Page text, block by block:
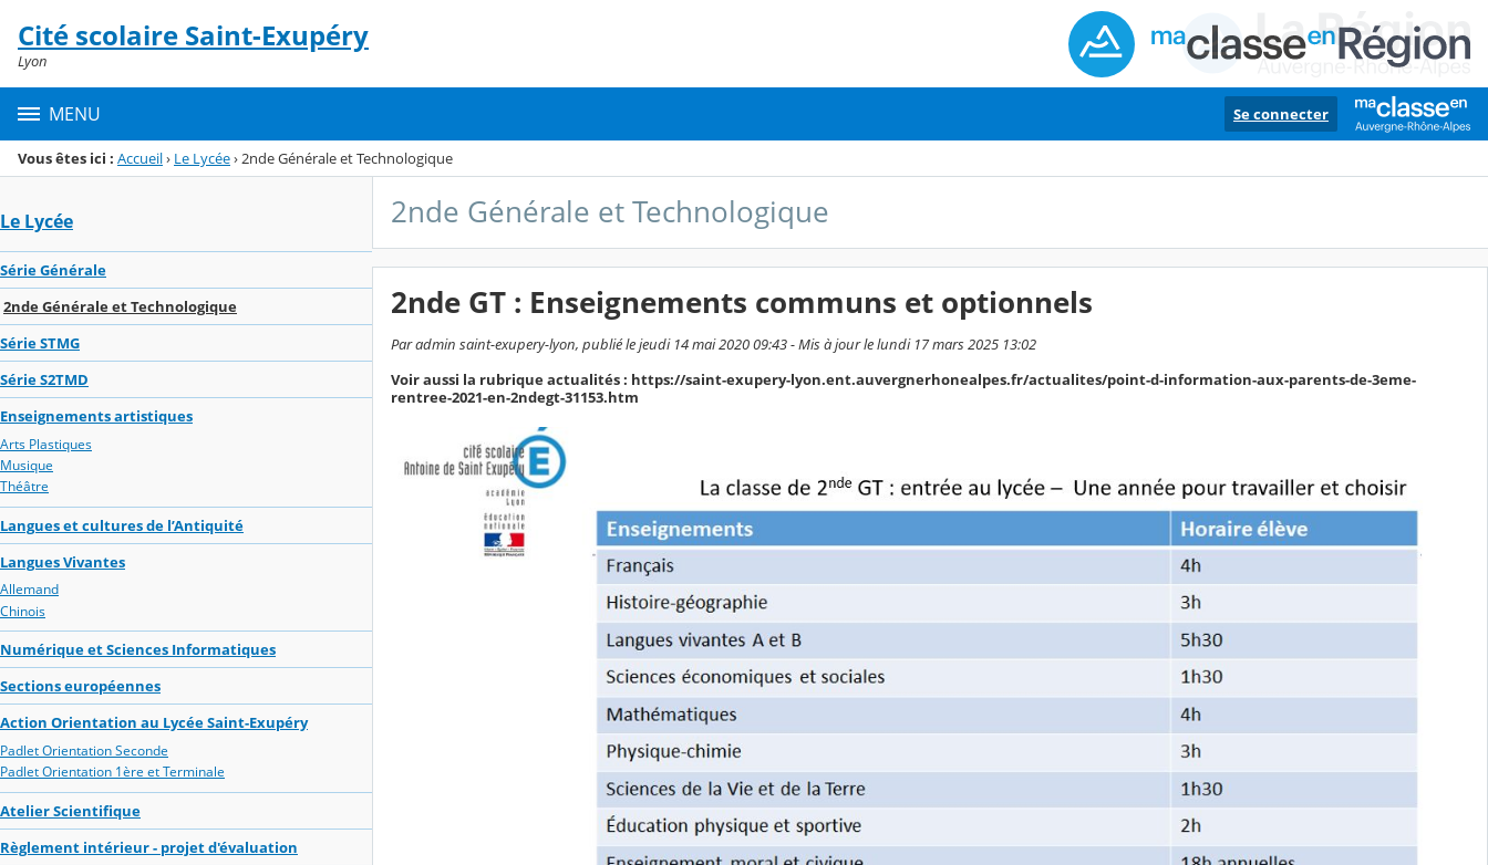
Menu de la rubrique
Contenu
Cité scolaire Saint-Exupéry
Lyon
MENU Se connecter
Vous êtes ici : Accueil› Le Lycée›2nde Générale et Technologique
Le Lycée
Série Générale
2nde Générale et Technologique
Série STMG
Série S2TMD
Enseignements artistiques
Arts Plastiques
Musique
Théâtre
Langues et cultures de l’Antiquité
Langues Vivantes
Allemand
Chinois
Numérique et Sciences Informatiques
Sections européennes
Action Orientation au Lycée Saint-Exupéry
Padlet Orientation Seconde
Padlet Orientation 1ère et Terminale
Atelier Scientifique
Règlement intérieur - projet d'évaluation
2nde Générale et Technologique
2nde GT : Enseignements communs et optionnels
Par admin saint-exupery-lyon, publié le jeudi 14 mai 2020 09:43 - Mis à jour le lundi 17 mars 2025 13:02
Voir aussi la rubrique actualités : https://saint-exupery-lyon.ent.auvergnerhonealpes.fr/actualites/point-d-information-aux-parents-de-3eme-
rentree-2021-en-2ndegt-31153.htm